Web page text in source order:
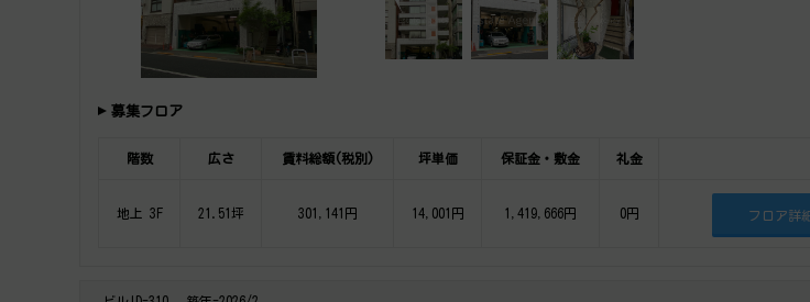
募集フロア
階数 広さ 賃料総額(税別) 坪単価 保証金・敷金 礼金
地上 3F 21.51坪 301,141円 14,001円 1,419,666円 0円 フロア詳